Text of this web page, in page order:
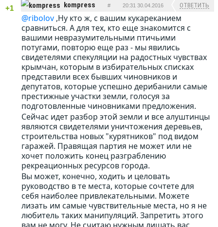
+1 kompress # 20:31 30.04.2016 ОТВЕТИТЬ
@ribolov ,Ну кто ж, с вашим кукареканием
сравниться. А для тех, кто еще знакомится с
вашими невразумительными птичьими
потугами, повторю еще раз - мы явились
свидетелями спекуляции на радостных чувствах
крымчан, которым в избирательных списках
представили всех бывших чиновников и
депутатов, которые успешно дерибанили самые
престижные участки земли, голосуя за
подготовленные чиновниками предложения.
Сейчас идет разбор этой земли и все алуштинцы
являются свидетелями уничтожения деревьев,
строительства новых "курятников" под видом
гаражей. Правящая партия не может или не
хочет положить конец разграблению
рекреационных ресурсов города.
Вы может, конечно, ходить и целовать
руководство в те места, которые сочтете для
себя наиболее привлекательными. Можете
лизать им самые чувствительные места, но я не
любитель таких манипуляций. Запретить этого